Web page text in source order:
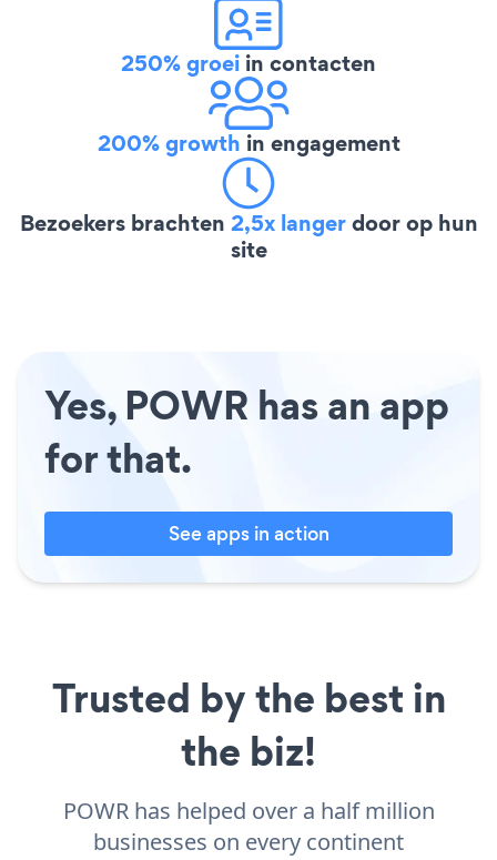
250% groei in contacten
200% growth in engagement
Bezoekers brachten 2,5x langerdoor op hun
site
Yes, POWR has an app
for that.
See apps in action
Trusted by the best in
the biz!
POWR has helped over a half million
businesses on every continent